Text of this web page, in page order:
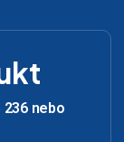
236 nebo